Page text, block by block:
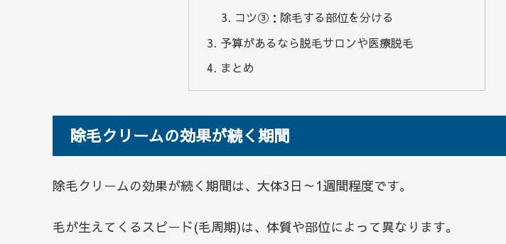
コツ③：除毛する部位を分ける
予算があるなら脱毛サロンや医療脱毛
まとめ
除毛クリームの効果が続く期間
除毛クリームの効果が続く期間は、大体3日～1週間程度です。
毛が生えてくるスピード(毛周期)は、体質や部位によって異なります。